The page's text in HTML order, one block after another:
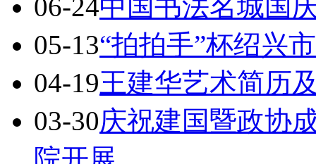
06-24中国书法名城国
05-13“拍拍手”杯绍兴
04-19王建华艺术简历
03-30庆祝建国暨政协